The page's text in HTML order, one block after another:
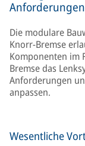
Die modulare
Knorr-Bremse
Komponenten im
Bremse das
Anforderungen
anpassen.
Wesentliche